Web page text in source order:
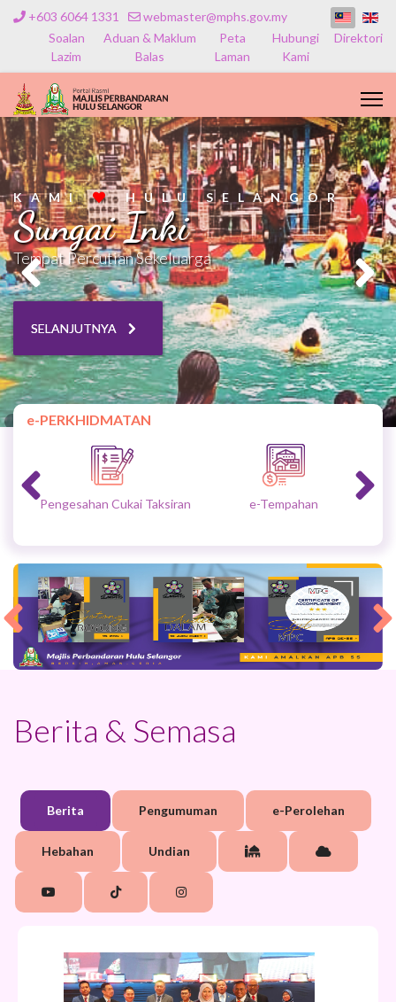
+603 6064 1331
webmaster@mphs.gov.my
Soalan
Lazim
Aduan & Maklum
Balas
Peta
Laman
Hubungi
Kami
Direktori
KAMI HULU SELANGOR
Sungai Inki
Tempat Percutian Sekeluarga
SELANJUTNYA
e-PERKHIDMATAN
Pengesahan Cukai Taksiran e-Tempahan
MPHS ISMS
MPHS ISMS
Berita & Semasa
Berita Pengumuman e-Perolehan
Hebahan Undian